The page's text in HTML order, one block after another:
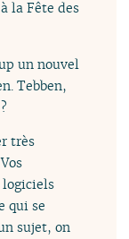
la Fête des
un nouvel
Tebben,
très
logiciels
qui se
sujet, on